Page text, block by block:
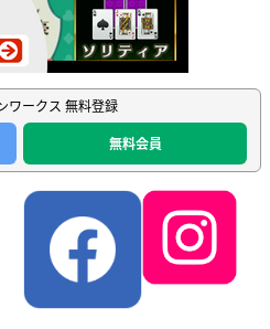
ワークス 無料登録
無料会員